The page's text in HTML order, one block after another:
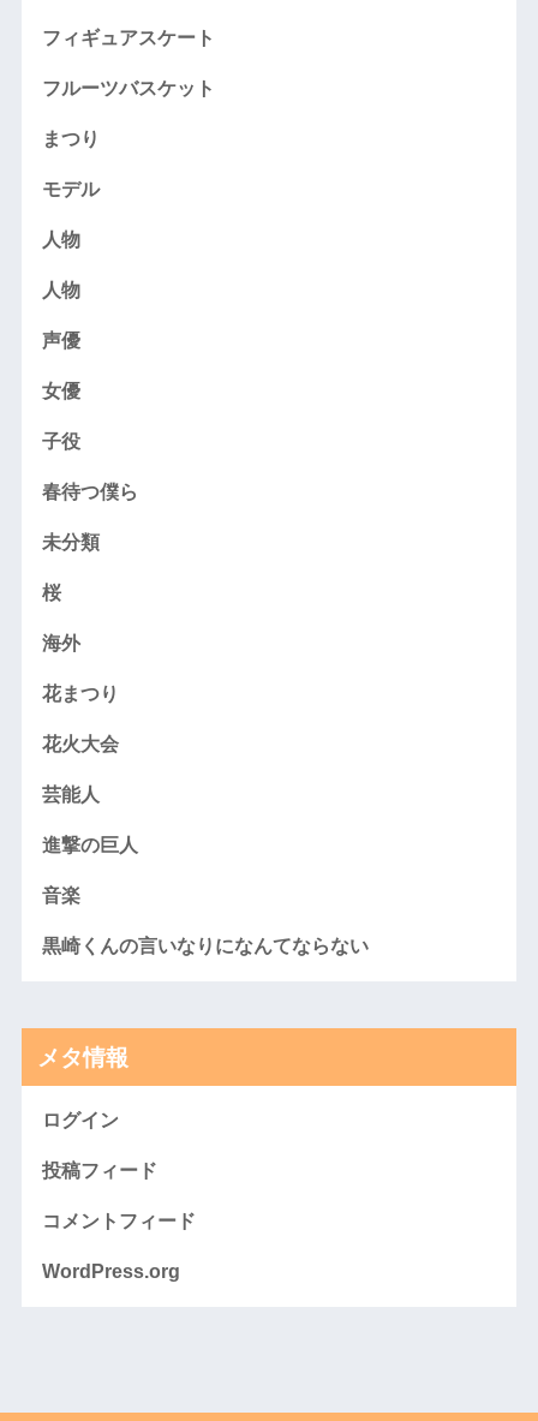
フィギュアスケート
フルーツバスケット
まつり
モデル
人物
人物
声優
女優
子役
春待つ僕ら
未分類
桜
海外
花まつり
花火大会
芸能人
進撃の巨人
音楽
黒崎くんの言いなりになんてならない
メタ情報
ログイン
投稿フィード
コメントフィード
WordPress.org